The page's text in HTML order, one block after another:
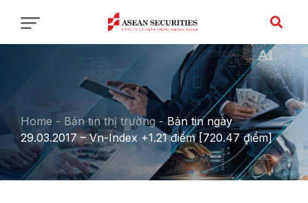
Home - Bản tin thị trường -Bản tin ngày
29.03.2017 – Vn-Index +1.21 điểm [720.47 điểm]